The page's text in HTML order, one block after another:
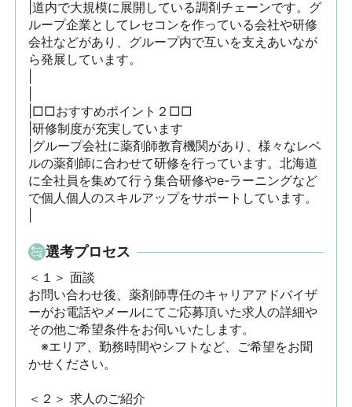
|道内で大規模に展開している調剤チェーンです。グ
ループ企業としてレセコンを作っている会社や研修
会社などがあり、グループ内で互いを支えあいなが
ら発展しています。
|□□おすすめポイント２□□
|研修制度が充実しています
|グループ会社に薬剤師教育機関があり、様々なレベ
ルの薬剤師に合わせて研修を行っています。北海道
に全社員を集めて行う集合研修やe-ラーニングなど
で個人個人のスキルアップをサポートしています。
選考プロセス
＜１＞ 面談
お問い合わせ後、薬剤師専任のキャリアアドバイザ
ーがお電話やメールにてご応募頂いた求人の詳細や
その他ご希望条件をお伺いいたします。
※エリア、勤務時間やシフトなど、ご希望をお聞
かせください。
＜２＞ 求人のご紹介